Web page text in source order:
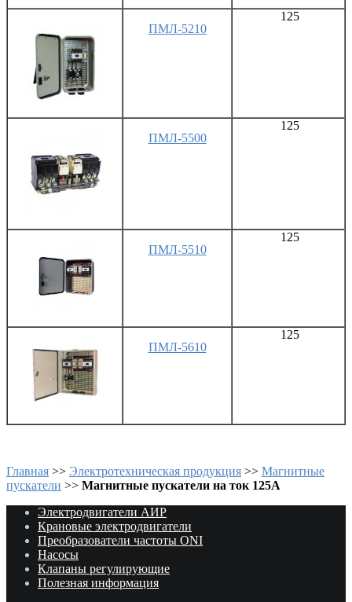
ПМЛ-5210
125
ПМЛ-5500
125
ПМЛ-5510
125
ПМЛ-5610
125
Главная >> Электротехническая продукция >> Магнитные
пускатели >> Магнитные пускатели на ток 125А
Электродвигатели АИР
Крановые электродвигатели
Преобразователи частоты ONI
Насосы
Клапаны регулирующие
Полезная информация